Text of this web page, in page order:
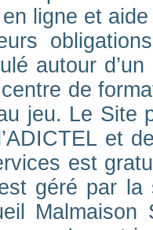
ligne et
autour
de
jeu. Le
et
est
géré par la
Malmaison